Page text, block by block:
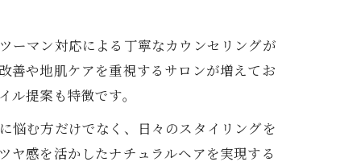
ーマン対応による丁寧なカウンセリングが
善や地肌ケアを重視するサロンが増えてお
ル提案も特徴です。
悩む方だけでなく、日々のスタイリングを
ヤ感を活かしたナチュラルヘアを実現する